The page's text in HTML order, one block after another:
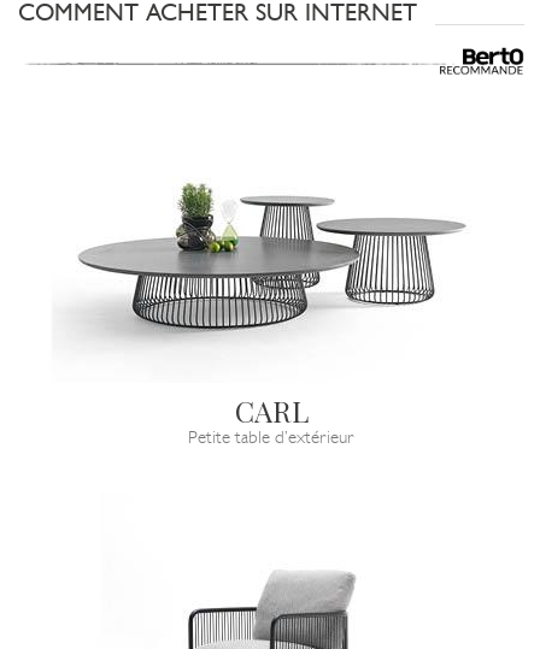
COMMENT ACHETER SUR INTERNET
CARL
Petite table d’extérieur